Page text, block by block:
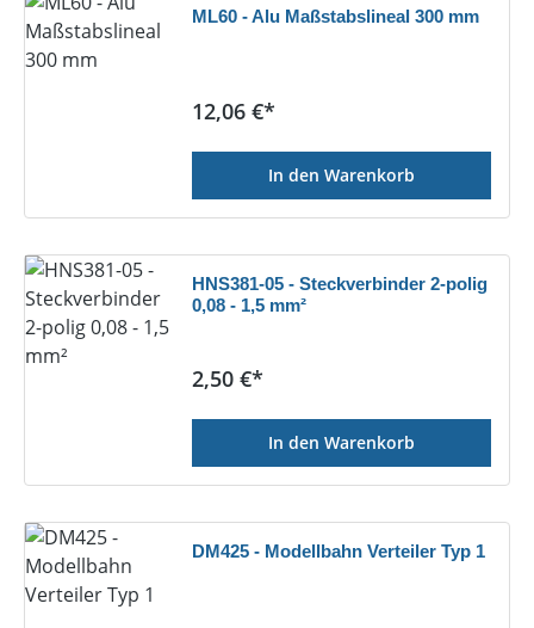
ML60 - Alu Maßstabslineal 300 mm
Regulärer Preis:
12,06 €*
In den Warenkorb
HNS381-05 - Steckverbinder 2-polig
0,08 - 1,5 mm²
Regulärer Preis:
2,50 €*
In den Warenkorb
DM425 - Modellbahn Verteiler Typ 1